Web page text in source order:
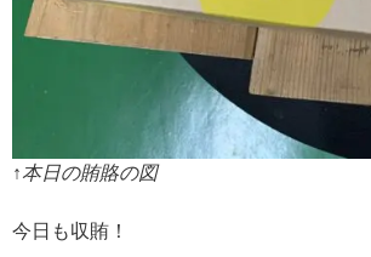
↑本日の賄賂の図
今日も収賄！